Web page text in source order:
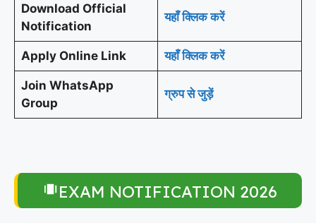
Download Official
Notification
यहाँ क्लिक करें
Apply Online Link यहाँ क्लिक करें
Join WhatsApp
Group
ग्रुप से जुड़ें
EXAM NOTIFICATION 2026